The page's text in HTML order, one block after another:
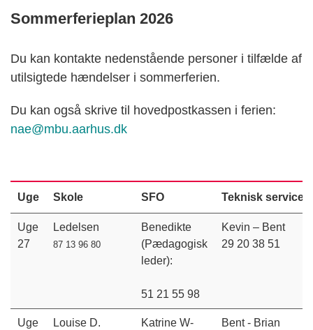
Sommerferieplan 2026
Du kan kontakte nedenstående personer i tilfælde af
utilsigtede hændelser i sommerferien.
Du kan også skrive til hovedpostkassen i ferien:
nae@mbu.aarhus.dk
Uge Skole SFO Teknisk service
Uge
27
Ledelsen
87 13 96 80
Benedikte
(Pædagogisk
leder):
51 21 55 98
Kevin – Bent
29 20 38 51
Uge
Louise D.
Katrine W-
Bent - Brian